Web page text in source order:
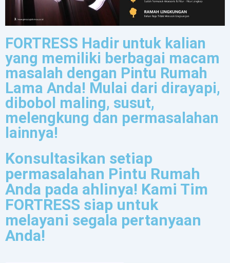
FORTRESS Hadir untuk kalian
yang memiliki berbagai macam
masalah dengan Pintu Rumah
Lama Anda! Mulai dari dirayapi,
dibobol maling, susut,
melengkung dan permasalahan
lainnya!
Konsultasikan setiap
permasalahan Pintu Rumah
Anda pada ahlinya! Kami Tim
FORTRESS siap untuk
melayani segala pertanyaan
Anda!